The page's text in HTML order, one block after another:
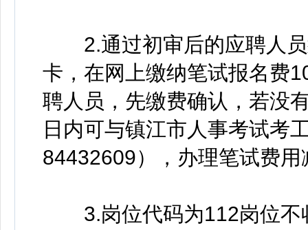
2.通过初审后的应聘人员
卡，在网上缴纳笔试报名费
聘人员，先缴费确认，若没
日内可与镇江市人事考试考
84432609），办理笔试费用
3.岗位代码为112岗位不